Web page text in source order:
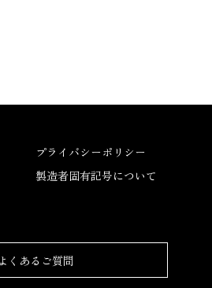
プライバシーポリシー
製造者固有記号について
よくあるご質問